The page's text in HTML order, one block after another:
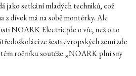
jako setkání mladých techniků, což
z dívek má na sobě montérky. Ale
NOARK Electric jde o víc, než o to
ze šesti evropských zemí zde
ročníku soutěže „NOARK plní sny